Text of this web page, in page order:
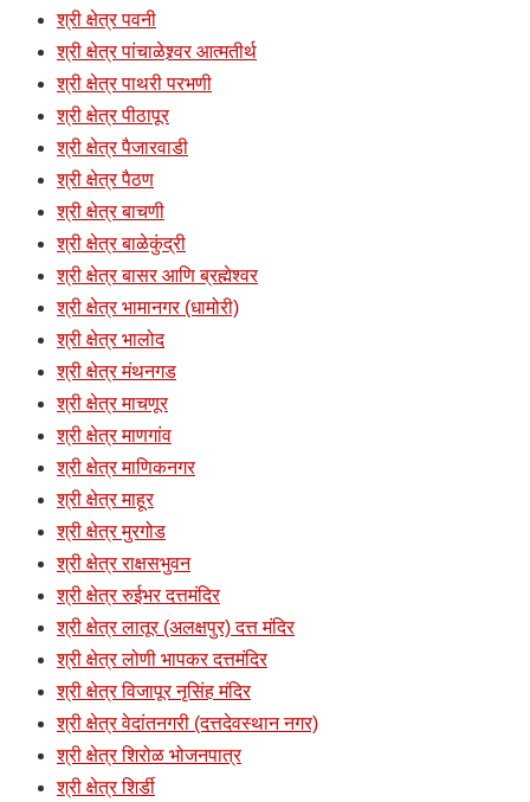
श्री क्षेत्र पवनी
श्री क्षेत्र पांचाळेश्र्वर आत्मतीर्थ
श्री क्षेत्र पाथरी परभणी
श्री क्षेत्र पीठापूर
श्री क्षेत्र पैजारवाडी
श्री क्षेत्र पैठण
श्री क्षेत्र बाचणी
श्री क्षेत्र बाळेकुंद्री
श्री क्षेत्र बासर आणि ब्रह्मेश्वर
श्री क्षेत्र भामानगर (धामोरी)
श्री क्षेत्र भालोद
श्री क्षेत्र मंथनगड
श्री क्षेत्र माचणूर
श्री क्षेत्र माणगांव
श्री क्षेत्र माणिकनगर
श्री क्षेत्र माहूर
श्री क्षेत्र मुरगोड
श्री क्षेत्र राक्षसभुवन
श्री क्षेत्र रुईभर दत्तमंदिर
श्री क्षेत्र लातूर (अलक्षपुर) दत्त मंदिर
श्री क्षेत्र लोणी भापकर दत्तमंदिर
श्री क्षेत्र विजापूर नृसिंह मंदिर
श्री क्षेत्र वेदांतनगरी (दत्तदेवस्थान नगर)
श्री क्षेत्र शिरोळ भोजनपात्र
श्री क्षेत्र शिर्डी